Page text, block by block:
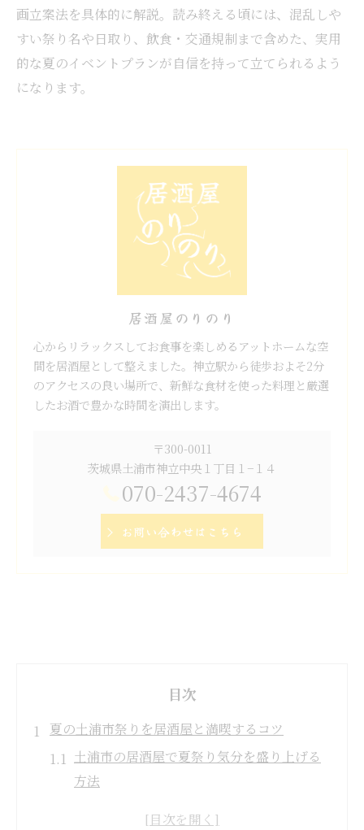
画立案法を具体的に解説。読み終える頃には、混乱しや
すい祭り名や日取り、飲食・交通規制まで含めた、実用
的な夏のイベントプランが自信を持って立てられるよう
になります。
居酒屋のりのり
心からリラックスしてお食事を楽しめるアットホームな空
間を居酒屋として整えました。神立駅から徒歩およそ2分
のアクセスの良い場所で、新鮮な食材を使った料理と厳選
したお酒で豊かな時間を演出します。
〒300-0011
茨城県土浦市神立中央１丁目１−１４
070-2437-4674
お問い合わせはこちら
目次
夏の土浦市祭りを居酒屋と満喫するコツ
土浦市の居酒屋で夏祭り気分を盛り上げる
方法